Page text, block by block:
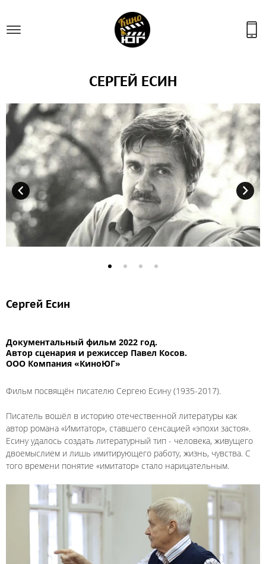
СЕРГЕЙ ЕСИН
Сергей Есин
Документальный фильм 2022 год.
Автор сценария и режиссер Павел Косов.
ООО Компания «КиноЮГ»
Фильм посвящён писателю Сергею Есину (1935-2017).
Писатель вошёл в историю отечественной литературы как
автор романа «Имитатор», ставшего сенсацией «эпохи застоя».
Есину удалось создать литературный тип - человека, живущего
двоемыслием и лишь имитирующего работу, жизнь, чувства. С
того времени понятие «имитатор» стало нарицательным.